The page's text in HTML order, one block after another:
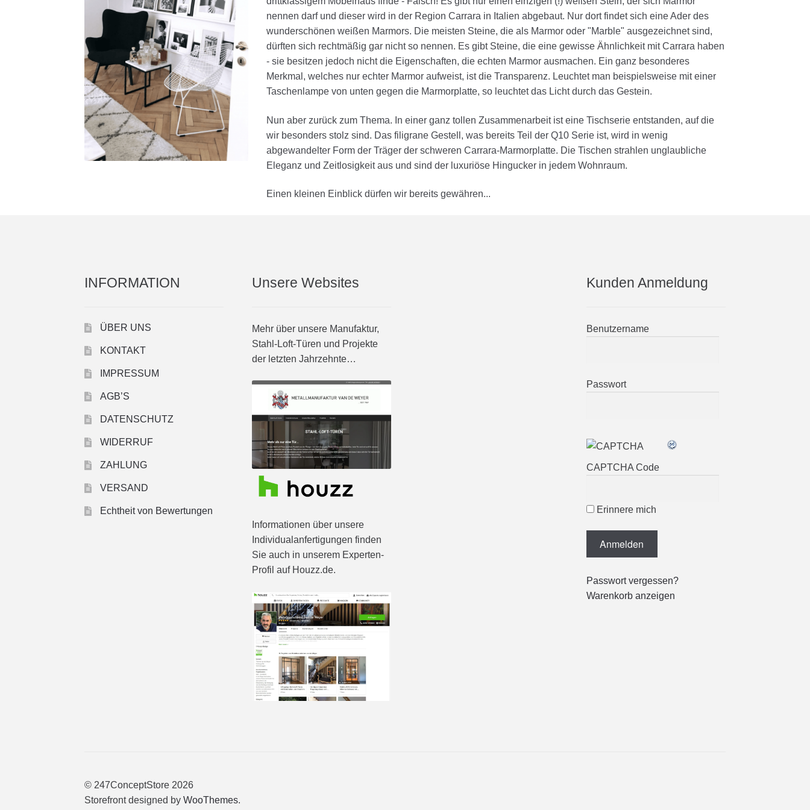
nennen darf und dieser wird in der Region Carrara in Italien abgebaut. Nur dort findet sich eine Ader des
wunderschönen weißen Marmors. Die meisten Steine, die als Marmor oder "Marble" ausgezeichnet sind,
dürften sich rechtmäßig gar nicht so nennen. Es gibt Steine, die eine gewisse Ähnlichkeit mit Carrara haben
- sie besitzen jedoch nicht die Eigenschaften, die echten Marmor ausmachen. Ein ganz besonderes
Merkmal, welches nur echter Marmor aufweist, ist die Transparenz. Leuchtet man beispielsweise mit einer
Taschenlampe von unten gegen die Marmorplatte, so leuchtet das Licht durch das Gestein.
Nun aber zurück zum Thema. In einer ganz tollen Zusammenarbeit ist eine Tischserie entstanden, auf die
wir besonders stolz sind. Das filigrane Gestell, was bereits Teil der Q10 Serie ist, wird in wenig
abgewandelter Form der Träger der schweren Carrara-Marmorplatte. Die Tischen strahlen unglaubliche
Eleganz und Zeitlosigkeit aus und sind der luxuriöse Hingucker in jedem Wohnraum.
Einen kleinen Einblick dürfen wir bereits gewähren...
INFORMATION
ÜBER UNS
KONTAKT
IMPRESSUM
AGB’S
DATENSCHUTZ
WIDERRUF
ZAHLUNG
VERSAND
Echtheit von Bewertungen
Unsere Websites
Mehr über unsere Manufaktur,
Stahl-Loft-Türen und Projekte
der letzten Jahrzehnte…
Informationen über unsere
Individualanfertigungen finden
Sie auch in unserem Experten-
Profil auf Houzz.de.
Kunden Anmeldung
Benutzername
Passwort
CAPTCHA Code
Erinnere mich
Passwort vergessen?
Warenkorb anzeigen
© 247ConceptStore 2026
Storefront designed byWooThemes.